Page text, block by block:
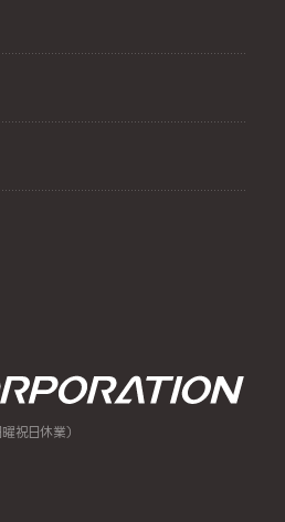
祝日休業）